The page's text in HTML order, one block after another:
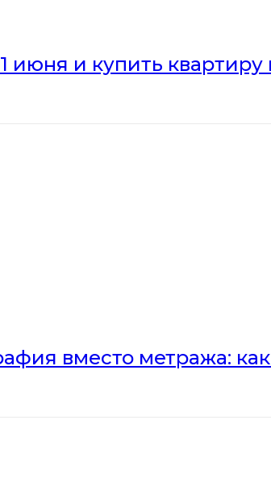
июня и купить
вместо метража: